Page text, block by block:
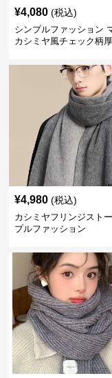
¥4,080 (税込)
シンプルファッション
カシミヤ風チェック柄
¥4,980 (税込)
カシミヤフリンジスト
プルファッション